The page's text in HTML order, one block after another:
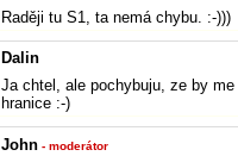
Raději tu S1, ta nemá chybu. :-)))
Dalin
Ja chtel, ale pochybuju, ze by
hranice :-)
John - moderátor